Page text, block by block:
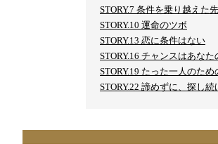
STORY.7 条件を乗り越えた
STORY.10 運命のツボ
STORY.13 恋に条件はない
STORY.16 チャンスはあな
STORY.19 たった一人のた
STORY.22 諦めずに、探し